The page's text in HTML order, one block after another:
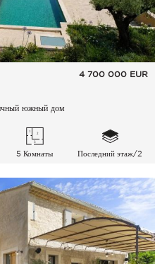
4 700 000 EUR
южный дом
5 Комнаты Последний этаж/2